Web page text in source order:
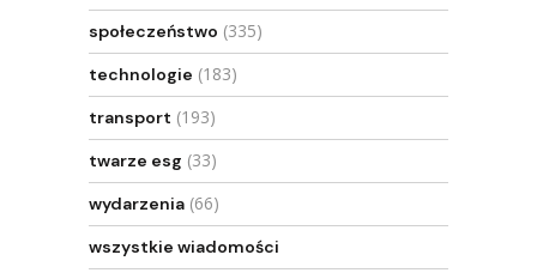
społeczeństwo (335)
technologie (183)
transport (193)
twarze esg (33)
wydarzenia (66)
wszystkie wiadomości